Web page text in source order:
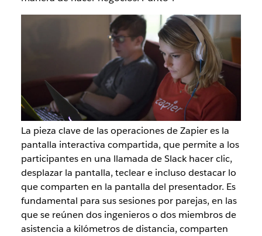
La pieza clave de las operaciones de Zapier es la
pantalla interactiva compartida, que permite a los
participantes en una llamada de Slack hacer clic,
desplazar la pantalla, teclear e incluso destacar lo
que comparten en la pantalla del presentador. Es
fundamental para sus sesiones por parejas, en las
que se reúnen dos ingenieros o dos miembros de
asistencia a kilómetros de distancia, comparten